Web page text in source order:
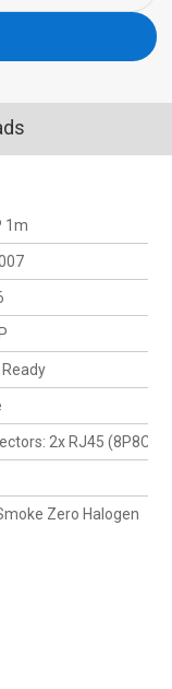
1m
Ready
2x RJ45 (8P8C)
Zero Halogen